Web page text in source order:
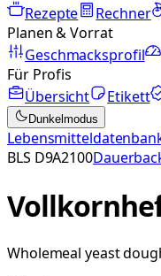
Rezepte
Rechner
Planen & Vorrat
Geschmacksprofil
Für Profis
Übersicht
Etikett
Dunkelmodus
BLS D9A2100
Wholemeal yeast